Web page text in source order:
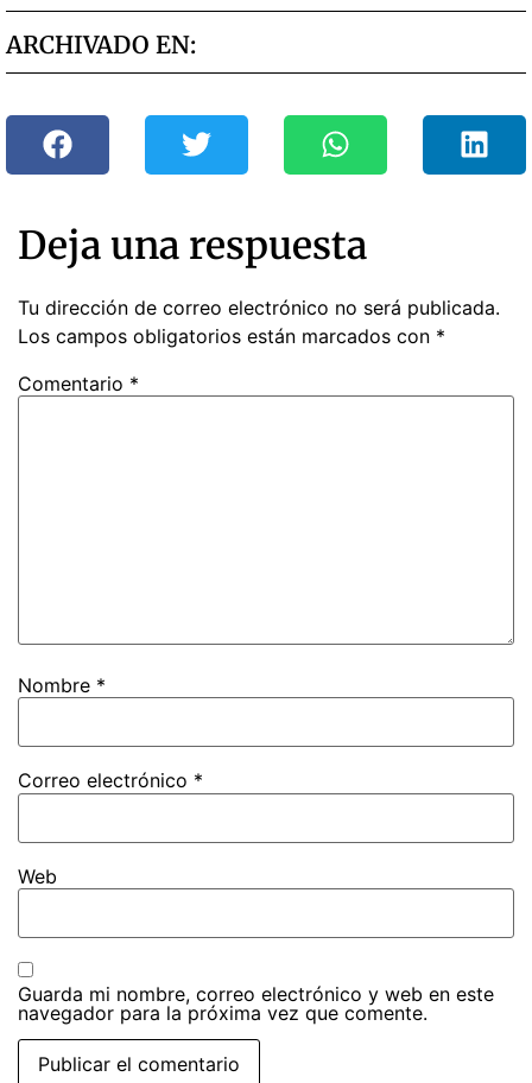
ARCHIVADO EN:
Deja una respuesta
Tu dirección de correo electrónico no será publicada.
Los campos obligatorios están marcados con *
Comentario *
Nombre *
Correo electrónico *
Web
Guarda mi nombre, correo electrónico y web en este
navegador para la próxima vez que comente.